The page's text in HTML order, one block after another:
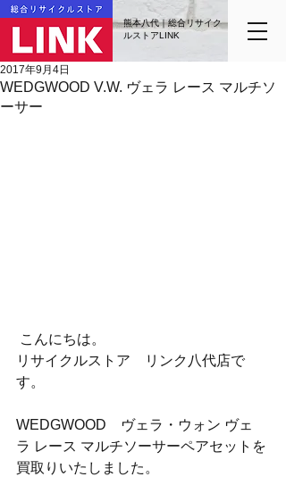
熊本八代｜総合リサイク
ルストアLINK
WEDGWOOD V.W. ヴェラ レース マルチソ
ーサー
2017年9月4日
こんにちは。
リサイクルストア　リンク八代店で
す。
WEDGWOOD　ヴェラ・ウォン ヴェ
ラ レース マルチソーサーペアセットを
買取りいたしました。